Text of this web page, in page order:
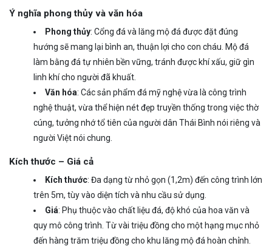
Ý nghĩa phong thủy và văn hóa
Phong thủy: Cổng đá và lăng mộ đá được đặt đúng
hướng sẽ mang lại bình an, thuận lợi cho con cháu. Mộ đá
làm bằng đá tự nhiên bền vững, tránh được khí xấu, giữ gìn
linh khí cho người đã khuất.
Văn hóa: Các sản phẩm đá mỹ nghệ vừa là công trình
nghệ thuật, vừa thể hiện nét đẹp truyền thống trong việc thờ
cúng, tưởng nhớ tổ tiên của người dân Thái Bình nói riêng và
người Việt nói chung.
Kích thước – Giá cả
Kích thước: Đa dạng từ nhỏ gọn (1,2m) đến công trình lớn
trên 5m, tùy vào diện tích và nhu cầu sử dụng.
Giá: Phụ thuộc vào chất liệu đá, độ khó của hoa văn và
quy mô công trình. Từ vài triệu đồng cho một hạng mục nhỏ
đến hàng trăm triệu đồng cho khu lăng mộ đá hoàn chỉnh.